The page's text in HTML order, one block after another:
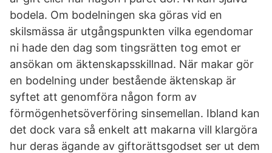
bodela. Om bodelningen ska göras vid en
skilsmässa är utgångspunkten vilka egendomar
ni hade den dag som tingsrätten tog emot er
ansökan om äktenskapsskillnad. När makar gör
en bodelning under bestående äktenskap är
syftet att genomföra någon form av
förmögenhetsöverföring sinsemellan. Ibland kan
det dock vara så enkelt att makarna vill klargöra
hur deras ägande av giftorättsgodset ser ut dem